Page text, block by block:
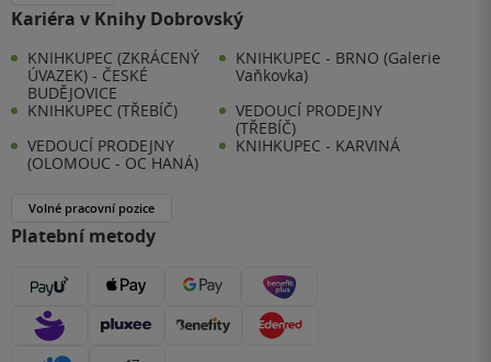
Kariéra v Knihy Dobrovský
KNIHKUPEC (ZKRÁCENÝ
ÚVAZEK) - ČESKÉ
BUDĚJOVICE
KNIHKUPEC - BRNO (Galerie
Vaňkovka)
KNIHKUPEC (TŘEBÍČ)
VEDOUCÍ PRODEJNY
(TŘEBÍČ)
VEDOUCÍ PRODEJNY
(OLOMOUC - OC HANÁ)
KNIHKUPEC - KARVINÁ
Volné pracovní pozice
Platební metody